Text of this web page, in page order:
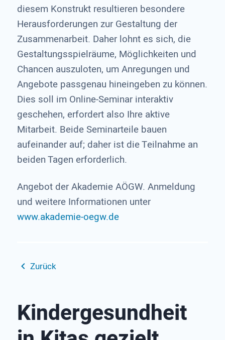
diesem Konstrukt resultieren besondere
Herausforderungen zur Gestaltung der
Zusammenarbeit. Daher lohnt es sich, die
Gestaltungsspielräume, Möglichkeiten und
Chancen auszuloten, um Anregungen und
Angebote passgenau hineingeben zu können.
Dies soll im Online-Seminar interaktiv
geschehen, erfordert also Ihre aktive
Mitarbeit. Beide Seminarteile bauen
aufeinander auf; daher ist die Teilnahme an
beiden Tagen erforderlich.
Angebot der Akademie AÖGW. Anmeldung
und weitere Informationen unter
www.akademie-oegw.de
Zurück
Kindergesundheit